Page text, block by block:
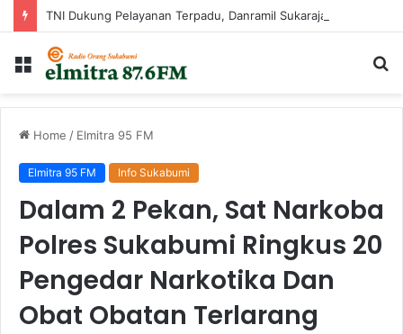
Menu
Home / Elmitra 95 FM
Elmitra 95 FM Info Sukabumi
Dalam 2 Pekan, Sat Narkoba
Polres Sukabumi Ringkus 20
Pengedar Narkotika Dan
Obat Obatan Terlarang